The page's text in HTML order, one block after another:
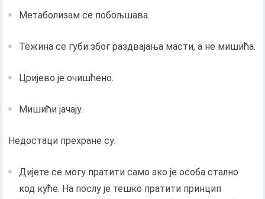
Метаболизам се побољшава.
Тежина се губи због раздвајања масти, а не мишића.
Цријево је очишћено.
Мишићи јачају.
Недостаци прехране су:
Дијете се могу пратити само ако је особа стално
код куће. На послу је тешко пратити принцип